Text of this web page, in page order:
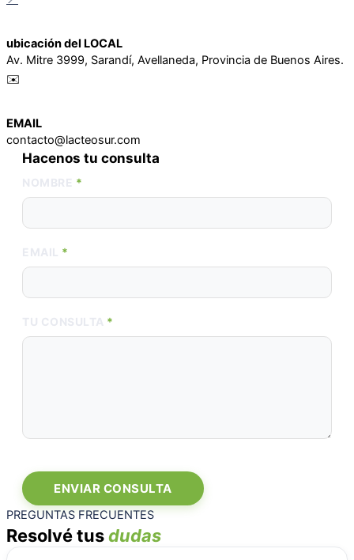
ubicación del LOCAL
Av. Mitre 3999, Sarandí, Avellaneda, Provincia de Buenos Aires.
✉️
EMAIL
contacto@lacteosur.com
Hacenos tu consulta
EMAIL CONSULTA TU
*
*
*
ENVIAR CONSULTA
PREGUNTAS FRECUENTES
Resolvé tusdudas